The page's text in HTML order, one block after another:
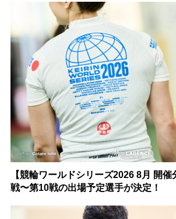
【競輪ワールドシリーズ2026 8月 開
戦〜第10戦の出場予定選手が決定！